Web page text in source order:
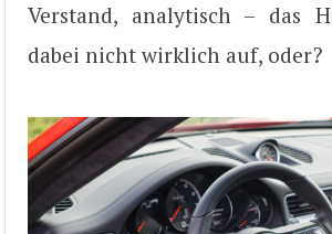
Verstand, analytisch – das
dabei nicht wirklich auf, oder?